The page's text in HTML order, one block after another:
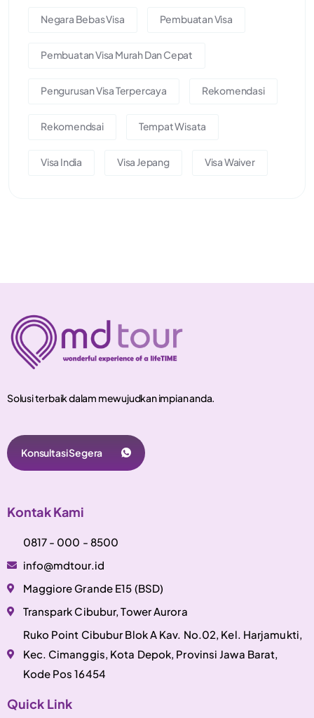
Negara Bebas Visa Pembuatan Visa
Pembuatan Visa Murah Dan Cepat
Pengurusan Visa Terpercaya Rekomendasi
Rekomendsai Tempat Wisata
Visa India Visa Jepang Visa Waiver
Solusi terbaik dalam mewujudkan impian anda.
Konsultasi Segera
Kontak Kami
0817 - 000 - 8500
info@mdtour.id
Maggiore Grande E15 (BSD)
Transpark Cibubur, Tower Aurora
Ruko Point Cibubur Blok A Kav. No.02, Kel. Harjamukti,
Kec. Cimanggis, Kota Depok, Provinsi Jawa Barat,
Kode Pos 16454
Quick Link